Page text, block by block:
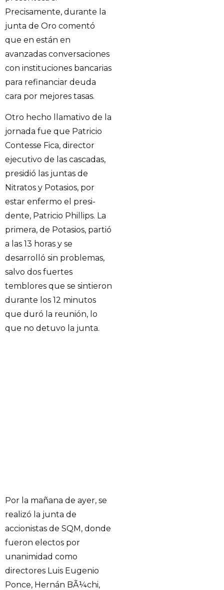
Precisamente, durante la
junta de Oro comentó
que en están en
avanzadas conversaciones
con instituciones bancarias
para refinanciar deuda
cara por mejores tasas.
Otro hecho llamativo de la
jornada fue que Patricio
Contesse Fica, director
ejecutivo de las cascadas,
presidió las juntas de
Nitratos y Potasios, por
estar enfermo el presi-
dente, Patricio Phillips. La
primera, de Potasios, partió
a las 13 horas y se
desarrolló sin problemas,
salvo dos fuertes
temblores que se sintieron
durante los 12 minutos
que duró la reunión, lo
que no detuvo la junta.
Por la mañana de ayer, se
realizó la junta de
accionistas de SQM, donde
fueron electos por
unanimidad como
directores Luis Eugenio
Ponce, Hernán BÃ¼chi,